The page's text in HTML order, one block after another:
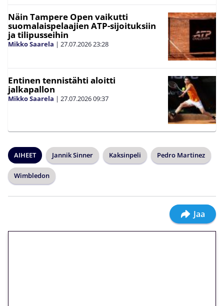
Näin Tampere Open vaikutti
suomalaispelaajien ATP-sijoituksiin
ja tilipusseihin
Mikko Saarela | 27.07.202623:28
Entinen tennistähti aloitti
jalkapallon
Mikko Saarela | 27.07.202609:37
AIHEET Jannik Sinner Kaksinpeli Pedro Martinez
Wimbledon
Jaa